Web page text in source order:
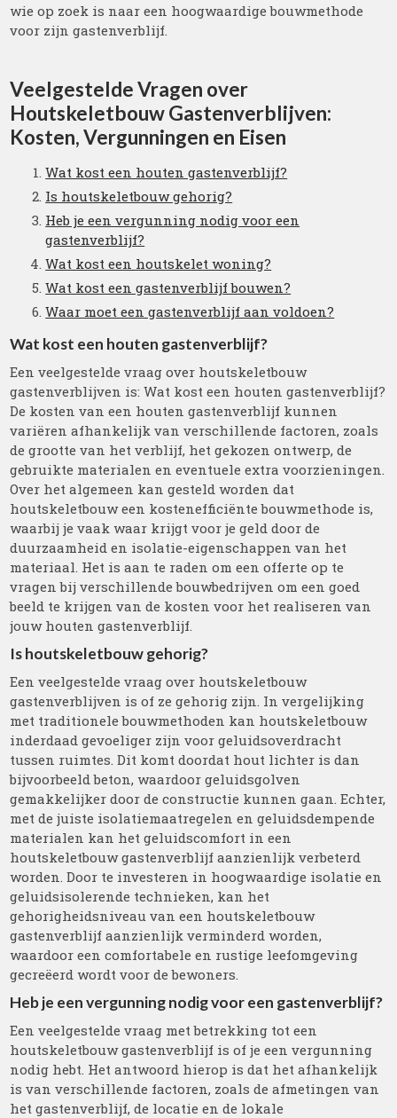
wie op zoek is naar een hoogwaardige bouwmethode
voor zijn gastenverblijf.
Veelgestelde Vragen over
Houtskeletbouw Gastenverblijven:
Kosten, Vergunningen en Eisen
Wat kost een houten gastenverblijf?
Is houtskeletbouw gehorig?
Heb je een vergunning nodig voor een
gastenverblijf?
Wat kost een houtskelet woning?
Wat kost een gastenverblijf bouwen?
Waar moet een gastenverblijf aan voldoen?
Wat kost een houten gastenverblijf?
Een veelgestelde vraag over houtskeletbouw
gastenverblijven is: Wat kost een houten gastenverblijf?
De kosten van een houten gastenverblijf kunnen
variëren afhankelijk van verschillende factoren, zoals
de grootte van het verblijf, het gekozen ontwerp, de
gebruikte materialen en eventuele extra voorzieningen.
Over het algemeen kan gesteld worden dat
houtskeletbouw een kostenefficiënte bouwmethode is,
waarbij je vaak waar krijgt voor je geld door de
duurzaamheid en isolatie-eigenschappen van het
materiaal. Het is aan te raden om een offerte op te
vragen bij verschillende bouwbedrijven om een goed
beeld te krijgen van de kosten voor het realiseren van
jouw houten gastenverblijf.
Is houtskeletbouw gehorig?
Een veelgestelde vraag over houtskeletbouw
gastenverblijven is of ze gehorig zijn. In vergelijking
met traditionele bouwmethoden kan houtskeletbouw
inderdaad gevoeliger zijn voor geluidsoverdracht
tussen ruimtes. Dit komt doordat hout lichter is dan
bijvoorbeeld beton, waardoor geluidsgolven
gemakkelijker door de constructie kunnen gaan. Echter,
met de juiste isolatiemaatregelen en geluidsdempende
materialen kan het geluidscomfort in een
houtskeletbouw gastenverblijf aanzienlijk verbeterd
worden. Door te investeren in hoogwaardige isolatie en
geluidsisolerende technieken, kan het
gehorigheidsniveau van een houtskeletbouw
gastenverblijf aanzienlijk verminderd worden,
waardoor een comfortabele en rustige leefomgeving
gecreëerd wordt voor de bewoners.
Heb je een vergunning nodig voor een gastenverblijf?
Een veelgestelde vraag met betrekking tot een
houtskeletbouw gastenverblijf is of je een vergunning
nodig hebt. Het antwoord hierop is dat het afhankelijk
is van verschillende factoren, zoals de afmetingen van
het gastenverblijf, de locatie en de lokale